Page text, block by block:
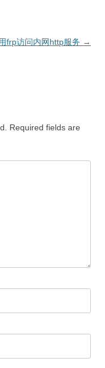
frp访问内网http服务 →
Required fields are